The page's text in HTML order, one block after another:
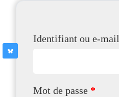
Identifiant ou e-mail
Mot de passe *